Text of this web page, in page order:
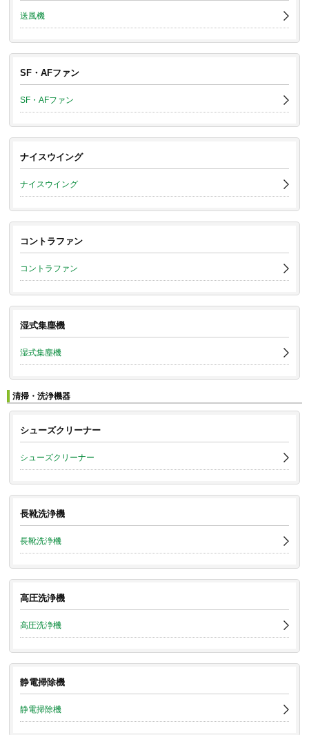
送風機
SF・AFファン
SF・AFファン
ナイスウイング
ナイスウイング
コントラファン
コントラファン
湿式集塵機
湿式集塵機
清掃・洗浄機器
シューズクリーナー
シューズクリーナー
長靴洗浄機
長靴洗浄機
高圧洗浄機
高圧洗浄機
静電掃除機
静電掃除機